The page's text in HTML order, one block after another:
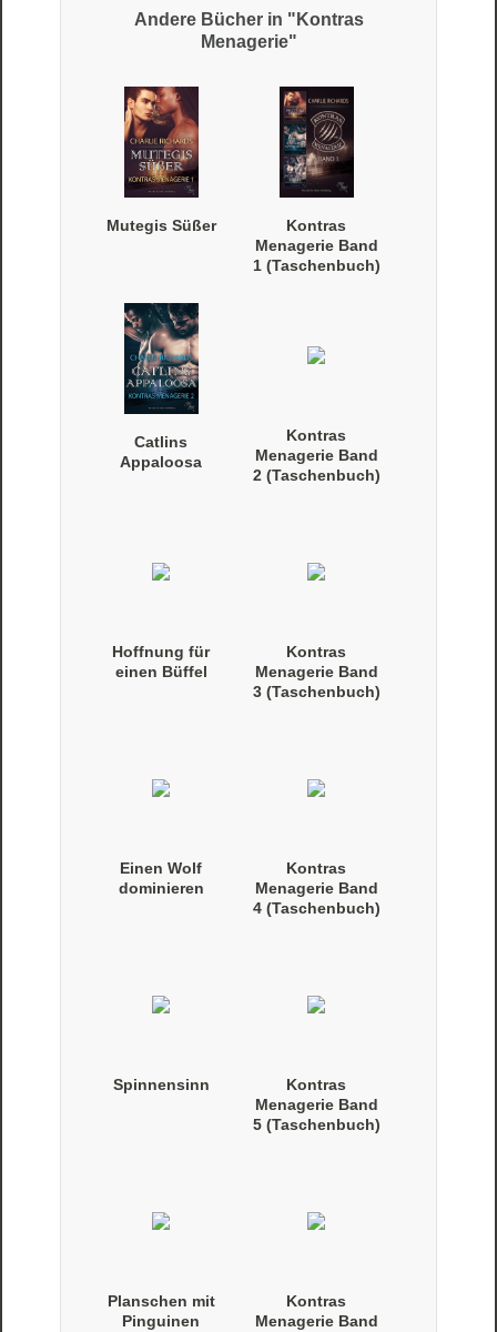
Andere Bücher in "Kontras
Menagerie"
Mutegis Süßer
Kontras
Menagerie Band
1 (Taschenbuch)
Catlins
Appaloosa
Kontras
Menagerie Band
2 (Taschenbuch)
Hoffnung für
einen Büffel
Kontras
Menagerie Band
3 (Taschenbuch)
Einen Wolf
dominieren
Kontras
Menagerie Band
4 (Taschenbuch)
Spinnensinn
Kontras
Menagerie Band
5 (Taschenbuch)
Planschen mit
Pinguinen
Kontras
Menagerie Band